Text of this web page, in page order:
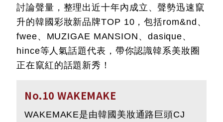
討論聲量，整理出近十年內成立、聲勢迅速竄
升的韓國彩妝新品牌TOP 10，包括rom&nd、
fwee、MUZIGAE MANSION、dasique、
hince等人氣話題代表，帶你認識韓系美妝圈
正在竄紅的話題新秀！
No.10 WAKEMAKE
WAKEMAKE是由韓國美妝通路巨頭CJ